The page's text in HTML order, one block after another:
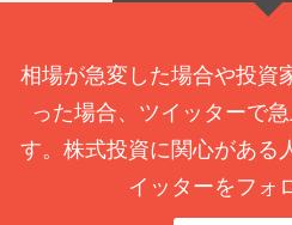
相場が急変した場合や投資
った場合、ツイッターで
す。株式投資に関心がある
イッターをフォ